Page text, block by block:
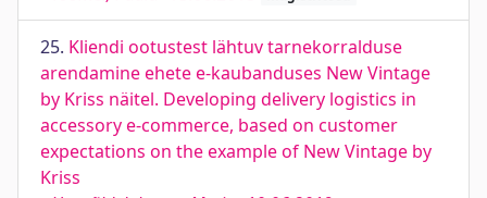
25. Kliendi ootustest lähtuv tarnekorralduse
arendamine ehete e-kaubanduses New Vintage
by Kriss näitel. Developing delivery logistics in
accessory e-commerce, based on customer
expectations on the example of New Vintage by
Kriss